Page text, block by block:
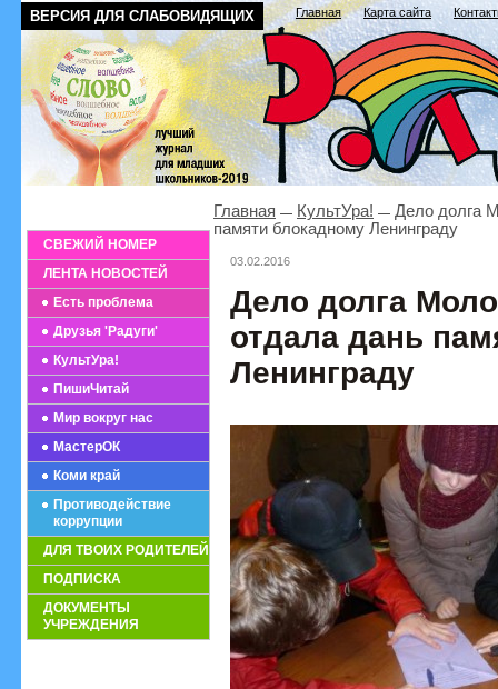
ВЕРСИЯ ДЛЯ СЛАБОВИДЯЩИХ Главная Карта сайта
СВЕЖИЙ НОМЕР
ЛЕНТА НОВОСТЕЙ
Есть проблема
Друзья 'Радуги'
КультУра!
ПишиЧитай
Мир вокруг нас
МастерОК
Коми край
Противодействие
коррупции
ДЛЯ ТВОИХ РОДИТЕЛЕЙ
ПОДПИСКА
ДОКУМЕНТЫ
УЧРЕЖДЕНИЯ
Главная КультУра!
Дело долга
памяти блокадному Ленинграду
03.02.2016
Дело долга
отдала дань
Ленинграду